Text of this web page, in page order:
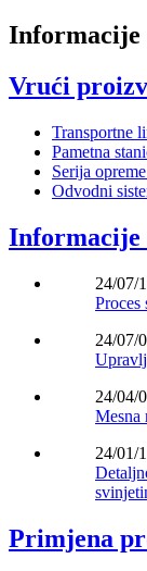
Vrući
Transportne
Pametna
Serija
Odvodni
24/07/
Proces
24/07/
24/04/
Mesna
24/01/
Primjena